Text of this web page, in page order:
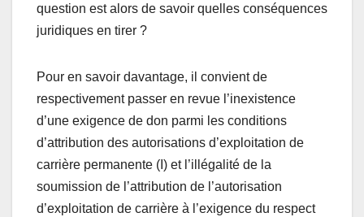
question est alors de savoir quelles conséquences
juridiques en tirer ?
Pour en savoir davantage, il convient de
respectivement passer en revue l’inexistence
d’une exigence de don parmi les conditions
d’attribution des autorisations d’exploitation de
carrière permanente (I) et l’illégalité de la
soumission de l’attribution de l’autorisation
d’exploitation de carrière à l’exigence du respect